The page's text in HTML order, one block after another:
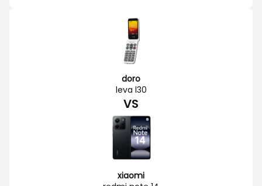
doro
leva l30
VS
xiaomi